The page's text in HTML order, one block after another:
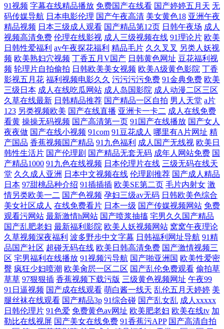
花视频 欧美精品另类 亚洲美女影院 国产91这里都是精品 欧美日本国 亚洲
色图探花 国产91色 欧美一区二区三区操逼 亚洲综合国产一区 国产高清免
费视频 欧美午夜剧场 亚洲永久精品线看线路 国产91高清精品 欧美日韩国
产动漫在
91视频 字幕在线精品播放 免费国产在线看 国产婷婷五月天 无
码传媒导航 日本电影伦理 国产午夜高清 美女黄色18 亚洲午夜
精品视频 日本三级成人观看 国产精品第12页 日韩午夜场 成人
视频高清免费 伦理在线影视 成人三级视频在线 91理论片 欧美
日韩性爱福利 av午夜探花福利 精品毛片 久久叉叉 另类人妖视
频 欧美熟妇穴视频 丁香五月V国产 日韩黄色网址 豆花福利视
频 轮理片自拍偷拍 日韩欧美美女视频 欧美A级黄色影院 丁香
影视五月花 福利视频电影久久 污污污污免费 91金典免费 欧美
三级日本 成人在线吃瓜网站 成人岛国影院 成人动漫二区三区
久草在线最新 日韩精品推荐 国产精品一区自拍 男人天堂 a片
123 另类视频欧美 国产在线直播 亚洲卡一卡二 成人在线免费
看黄 操操无码视频 国产高清第一页 91国产在线播放 国产女人
夜夜做 国产在线小视频 91com 91豆花成人 哪里有A片网址 精
产国品 香蕉视频国产精品 91九色福利 成人国产无线视 欧美日
韩性生活片 国产伦理剧 国产精品无套无码 成年人网站免费 国
产精品1000 91九色在线视频 日本伦理片在线 三级无码在线天
堂 久久成人亚洲 日本中文视频在线 伦理剧推荐 国产成人精品
日本 97甜桃品种介绍 91插插插 欧美SE第二页 毛片内射女 激
情另类欧美一二 国产色视频 孕妇三级av无码 日韩欧美色综合
美女社区成人 在线免费看片 日本一级 国产传媒视频网站 免费
观看污网站 最新激情h网站 国产喷浆抽搐 宅男久久国产精品
国产乱肥老妇 最新福利影院 欧美人妖视频网站 窝窝午夜理论
久草视频深夜福利 波多野步中文字幕 日韩福利网址导航 91精
品国产社区 超碰无码在线 欧美日韩高清免费 国产激情视频三
区 宅男福利在线播放 91视频污导航 国产啪亚洲国 欧美性爱密
臀 疯狂少妇喷潮 欧美肏屄一区二区 国产乱伦免费观看 偷拍草
草草 97狠狠插 香蕉视频下载污版 三级黄色视频网址 午夜99
91日逼视频 国产成在线观看 萌白酱一线天 乱伦五月天婷婷 美
腿丝袜在线观看 国产精品3p 91综合碰 国产乱女乱 成人xxxxx
日韩伦理片 91色爱 免费黄色av网址 欧美肥老妇 欧美在线tv 加
勒比在线视屏 国产美女在线免费 91香蕉污APP 国产高清自拍